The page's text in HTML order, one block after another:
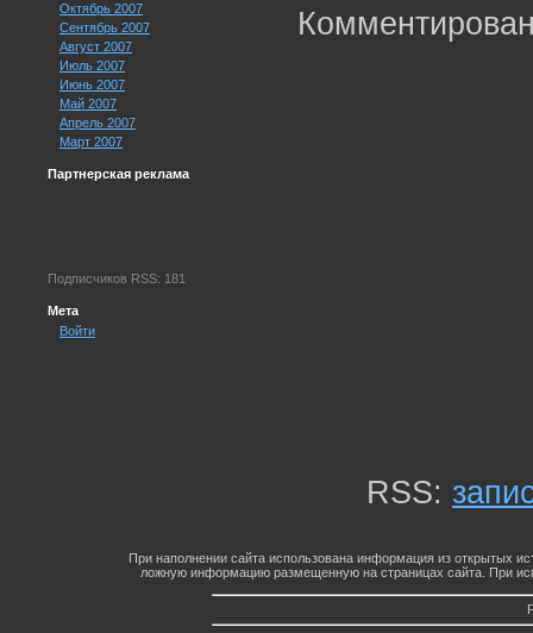
Октябрь 2007
Сентябрь 2007
Август 2007
Июль 2007
Июнь 2007
Май 2007
Апрель 2007
Март 2007
Партнерская реклама
Подписчиков RSS: 181
Мета
Войти
RSS:
При наполнении сайта использована информация из открытых
ложную информацию размещенную на страницах сайта. При